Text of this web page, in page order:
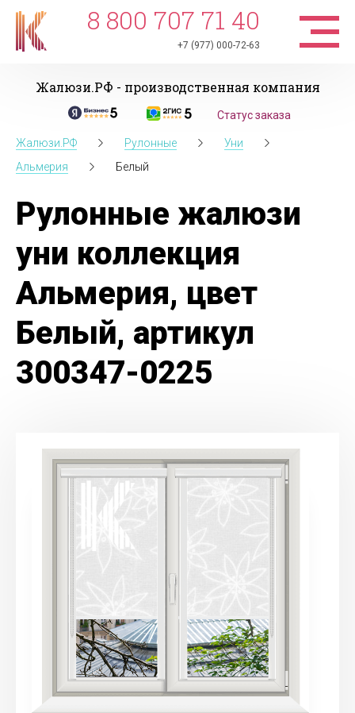
8 800 707 71 40
+7 (977) 000-72-63
Жалюзи.РФ - производственная компания
Статус заказа
Жалюзи.РФ Рулонные
Уни
Альмерия
Белый
Рулонные жалюзи
уни коллекция
Альмерия, цвет
Белый, артикул
300347-0225